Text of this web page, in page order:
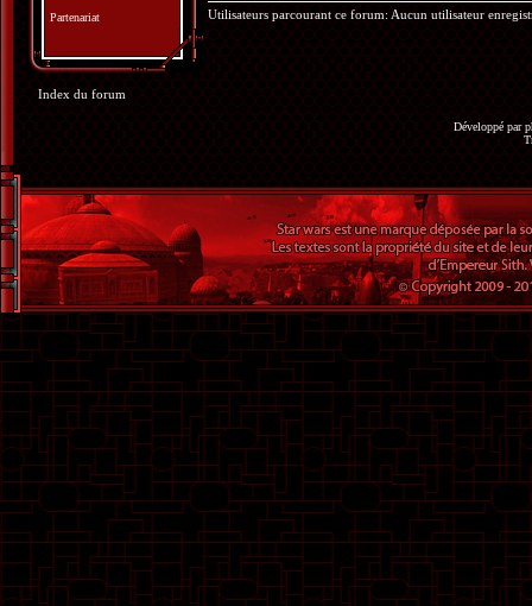
Utilisateurs parcourant ce forum: Aucun utilisateur
Partenariat
Index du forum
Développé par